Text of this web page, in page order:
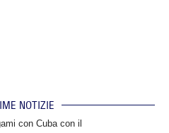
NOTIZIE
con Cuba con il